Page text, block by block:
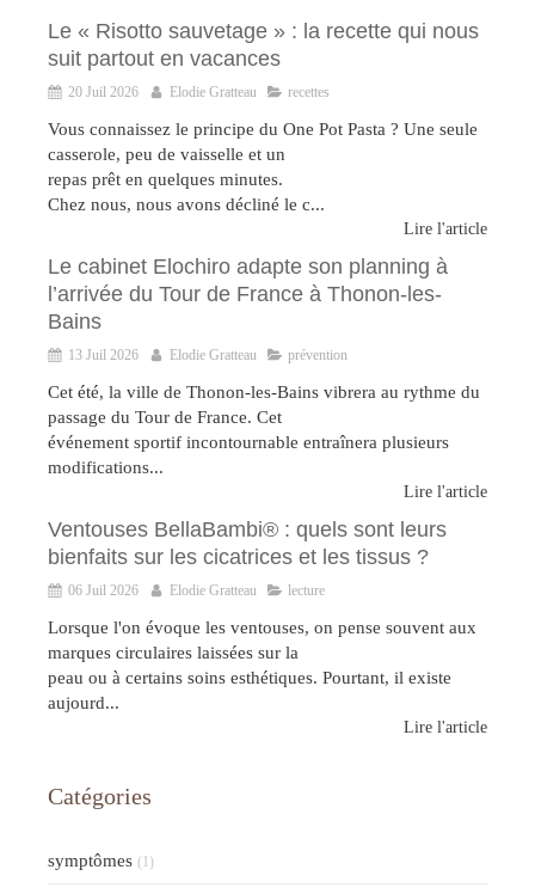
Le « Risotto sauvetage » : la recette qui nous
suit partout en vacances
20 Juil 2026 Elodie Gratteau recettes
Vous connaissez le principe du One Pot Pasta ? Une seule
casserole, peu de vaisselle et un
repas prêt en quelques minutes.
Chez nous, nous avons décliné le c...
Lire l'article
Le cabinet Elochiro adapte son planning à
l’arrivée du Tour de France à Thonon-les-
Bains
13 Juil 2026 Elodie Gratteau prévention
Cet été, la ville de Thonon-les-Bains vibrera au rythme du
passage du Tour de France. Cet
événement sportif incontournable entraînera plusieurs
modifications...
Lire l'article
Ventouses BellaBambi® : quels sont leurs
bienfaits sur les cicatrices et les tissus ?
06 Juil 2026 Elodie Gratteau lecture
Lorsque l'on évoque les ventouses, on pense souvent aux
marques circulaires laissées sur la
peau ou à certains soins esthétiques. Pourtant, il existe
aujourd...
Lire l'article
Catégories
symptômes (1)